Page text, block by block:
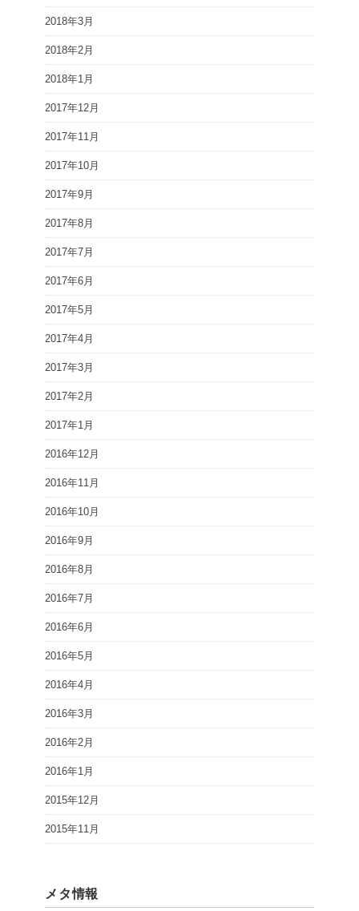
2018年3月
2018年2月
2018年1月
2017年12月
2017年11月
2017年10月
2017年9月
2017年8月
2017年7月
2017年6月
2017年5月
2017年4月
2017年3月
2017年2月
2017年1月
2016年12月
2016年11月
2016年10月
2016年9月
2016年8月
2016年7月
2016年6月
2016年5月
2016年4月
2016年3月
2016年2月
2016年1月
2015年12月
2015年11月
メタ情報